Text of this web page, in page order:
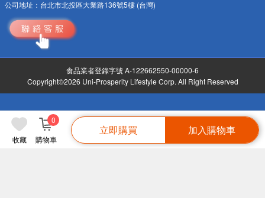
收藏 購物車
0
立即購買 加入購物車
公司地址： 台北市北投區大業路136號5樓 (台灣)
食品業者登錄字號 A-122662550-00000-6
Copyright©2026 Uni-Prosperity Lifestyle Corp. All Right Reserved